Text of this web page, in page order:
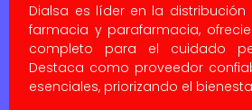
Dialsa es líder en la
farmacia y parafarmacia,
completo para el cuidado
Destaca como proveedor
esenciales, priorizando el